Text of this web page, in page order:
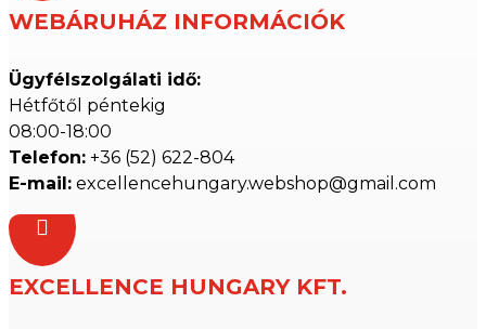
WEBÁRUHÁZ INFORMÁCIÓK
Ügyfélszolgálati idő:
Hétfőtől péntekig
08:00-18:00
Telefon: +36 (52) 622-804
E-mail: excellencehungary.webshop@gmail.com

EXCELLENCE HUNGARY KFT.